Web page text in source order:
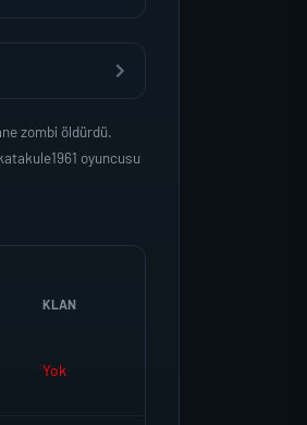
zombi öldürdü.
oyuncusu
KLAN
Yok